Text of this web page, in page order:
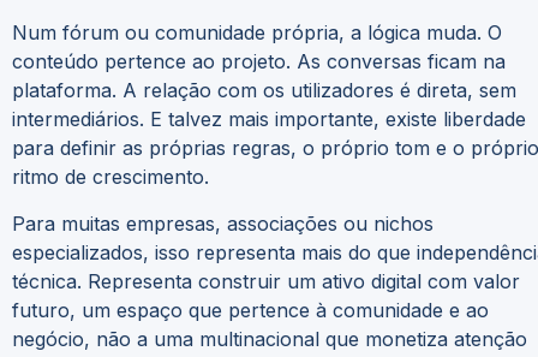
Num fórum ou comunidade própria, a lógica muda. O
conteúdo pertence ao projeto. As conversas ficam na
plataforma. A relação com os utilizadores é direta, sem
intermediários. E talvez mais importante, existe liberdade
para definir as próprias regras, o próprio tom e o próprio
ritmo de crescimento.
Para muitas empresas, associações ou nichos
especializados, isso representa mais do que
técnica. Representa construir um ativo digital com valor
futuro, um espaço que pertence à comunidade e ao
negócio, não a uma multinacional que monetiza atenção